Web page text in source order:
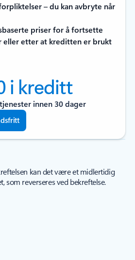
– du kan avbryte når
priser for å fortsette
eller etter at kreditten er brukt
i kreditt
innen 30 dager
kan det være et midlertidig
som reverseres ved bekreftelse.